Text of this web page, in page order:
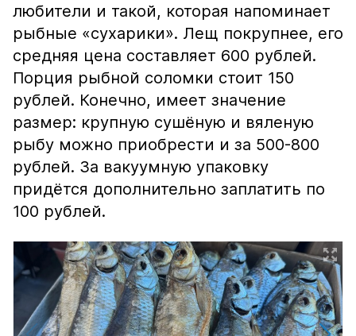
любители и такой, которая напоминает
рыбные «сухарики». Лещ покрупнее, его
средняя цена составляет 600 рублей.
Порция рыбной соломки стоит 150
рублей. Конечно, имеет значение
размер: крупную сушёную и вяленую
рыбу можно приобрести и за 500-800
рублей. За вакуумную упаковку
придётся дополнительно заплатить по
100 рублей.